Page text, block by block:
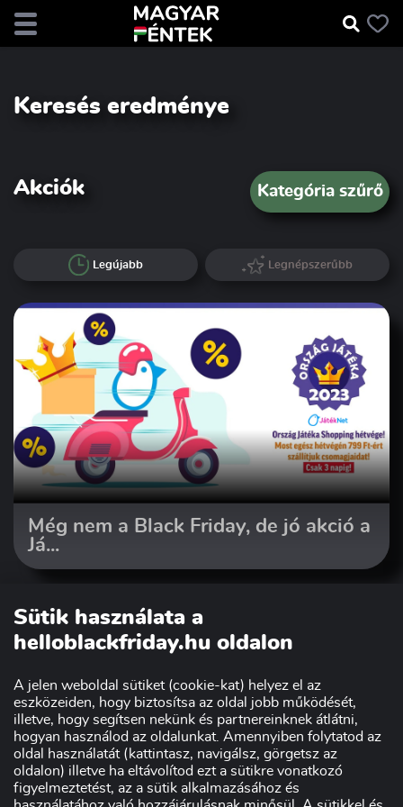
Keresés eredménye
Akciók Kategória szűrő
Legújabb Legnépszerűbb
Még nem a Black Friday, de jó akció a
Já...
Sütik használata a
helloblackfriday.hu oldalon
A jelen weboldal sütiket (cookie-kat) helyez el az
eszközeiden, hogy biztosítsa az oldal jobb működését,
illetve, hogy segítsen nekünk és partnereinknek átlátni,
hogyan használod az oldalunkat. Amennyiben folytatod az
oldal használatát (kattintasz, navigálsz, görgetsz az
oldalon) illetve ha eltávolítod ezt a sütikre vonatkozó
figyelmeztetést, az a sütik alkalmazásához és
Szakmai partnerünk: